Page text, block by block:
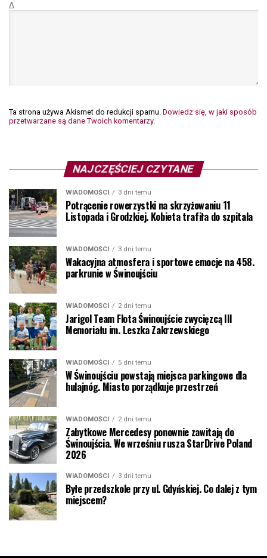
Δ
Ta strona używa Akismet do redukcji spamu. Dowiedz się, w jaki sposób
przetwarzane są dane Twoich komentarzy.
NAJCZĘŚCIEJ CZYTANE
WIADOMOŚCI 3 dni temu
Potrącenie rowerzystki na skrzyżowaniu 11
Listopada i Grodzkiej. Kobieta trafiła do szpitala
WIADOMOŚCI 3 dni temu
Wakacyjna atmosfera i sportowe emocje na 458.
parkrunie w Świnoujściu
WIADOMOŚCI 2 dni temu
Jarigol Team Flota Świnoujście zwycięzcą III
Memoriału im. Leszka Zakrzewskiego
WIADOMOŚCI 5 dni temu
W Świnoujściu powstają miejsca parkingowe dla
hulajnóg. Miasto porządkuje przestrzeń
WIADOMOŚCI 2 dni temu
Zabytkowe Mercedesy ponownie zawitają do
Świnoujścia. We wrześniu rusza StarDrive Poland
2026
WIADOMOŚCI 3 dni temu
Byłe przedszkole przy ul. Gdyńskiej. Co dalej z tym
miejscem?